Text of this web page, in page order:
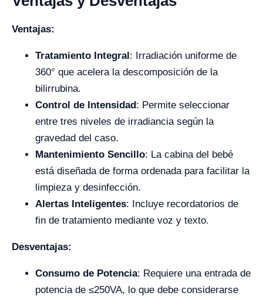
Ventajas:
Tratamiento Integral: Irradiación uniforme de
360° que acelera la descomposición de la
bilirrubina.
Control de Intensidad: Permite seleccionar
entre tres niveles de irradiancia según la
gravedad del caso.
Mantenimiento Sencillo: La cabina del bebé
está diseñada de forma ordenada para facilitar la
limpieza y desinfección.
Alertas Inteligentes: Incluye recordatorios de
fin de tratamiento mediante voz y texto.
Desventajas:
Consumo de Potencia: Requiere una entrada de
potencia de ≤250VA, lo que debe considerarse